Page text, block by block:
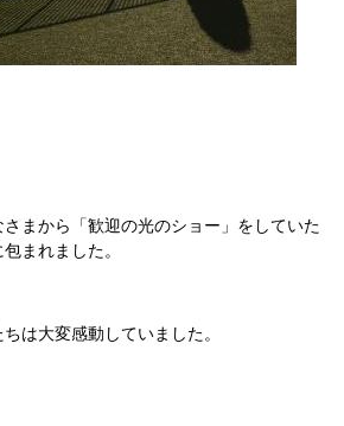
まから「歓迎の光のショー」をしていた
まれました。
は大変感動していました。